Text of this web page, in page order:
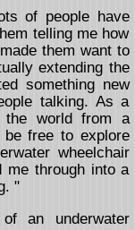
of people have
telling me how
them want to
extending the
something new
talking. As a
the world from a
free to explore
wheelchair
me through into a
"
an underwater